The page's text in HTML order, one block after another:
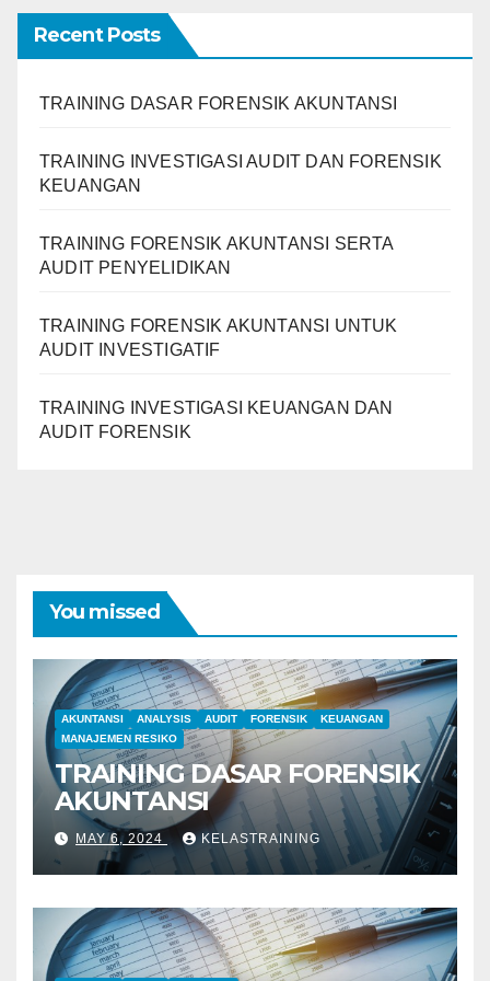
Recent Posts
TRAINING DASAR FORENSIK AKUNTANSI
TRAINING INVESTIGASI AUDIT DAN FORENSIK
KEUANGAN
TRAINING FORENSIK AKUNTANSI SERTA
AUDIT PENYELIDIKAN
TRAINING FORENSIK AKUNTANSI UNTUK
AUDIT INVESTIGATIF
TRAINING INVESTIGASI KEUANGAN DAN
AUDIT FORENSIK
You missed
AKUNTANSI ANALYSIS AUDIT FORENSIK
KEUANGAN
MANAJEMEN RESIKO
TRAINING DASAR FORENSIK
AKUNTANSI
MAY 6, 2024 KELASTRAINING